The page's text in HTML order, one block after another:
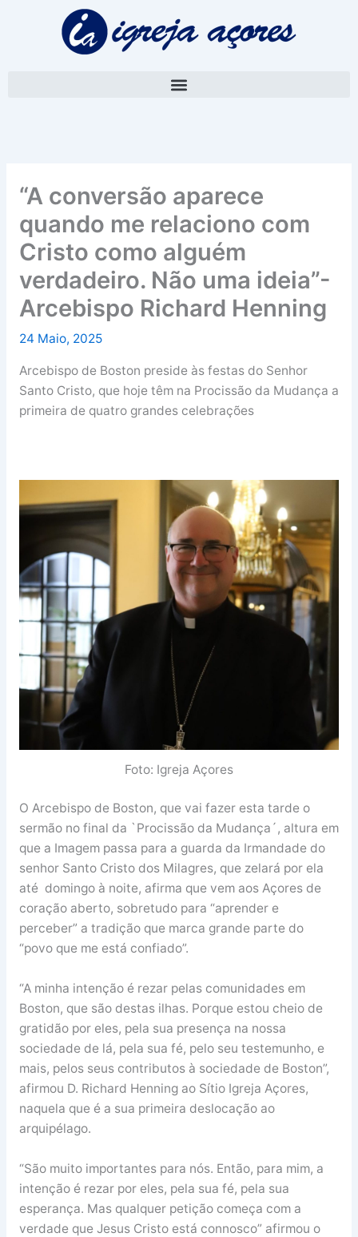
“A conversão aparece
quando me relaciono com
Cristo como alguém
verdadeiro. Não uma ideia”-
Arcebispo Richard Henning
24 Maio, 2025
Arcebispo de Boston preside às festas do Senhor
Santo Cristo, que hoje têm na Procissão da Mudança a
primeira de quatro grandes celebrações
Foto: Igreja Açores
O Arcebispo de Boston, que vai fazer esta tarde o
sermão no final da `Procissão da Mudança´, altura em
que a Imagem passa para a guarda da Irmandade do
senhor Santo Cristo dos Milagres, que zelará por ela
até domingo à noite, afirma que vem aos Açores de
coração aberto, sobretudo para “aprender e
perceber” a tradição que marca grande parte do
“povo que me está confiado”.
“A minha intenção é rezar pelas comunidades em
Boston, que são destas ilhas. Porque estou cheio de
gratidão por eles, pela sua presença na nossa
sociedade de lá, pela sua fé, pelo seu testemunho, e
mais, pelos seus contributos à sociedade de Boston”,
afirmou D. Richard Henning ao Sítio Igreja Açores,
naquela que é a sua primeira deslocação ao
arquipélago.
“São muito importantes para nós. Então, para mim, a
intenção é rezar por eles, pela sua fé, pela sua
esperança. Mas qualquer petição começa com a
verdade que Jesus Cristo está connosco” afirmou o